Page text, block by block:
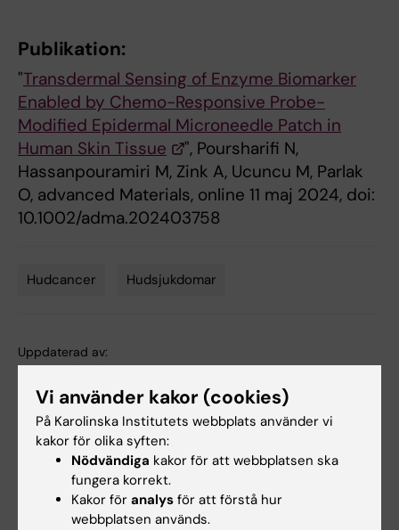
Publikation:
"Transdermal Sensing of Enzyme Biomarker
Enabled by Chemo-Responsive Probe-
Modified Epidermal Microneedle Patch in
Human Skin Tissue
", Poursharifi N,
Hassanpouramiri M, Zink A, Ucuncu M, Parlak
O, advanced Materials, online 11 maj 2024, doi:
10.1002/adma.202403758
Hudcancer Hudsjukdomar
Uppdaterad av:
Anna Björklund
Dela
Relaterade artiklar
Vi använder kakor (cookies)
På Karolinska Institutets webbplats använder vi
kakor för olika syften:
Nödvändiga kakor för att webbplatsen ska
fungera korrekt.
Kakor för analys för att förstå hur
webbplatsen används.